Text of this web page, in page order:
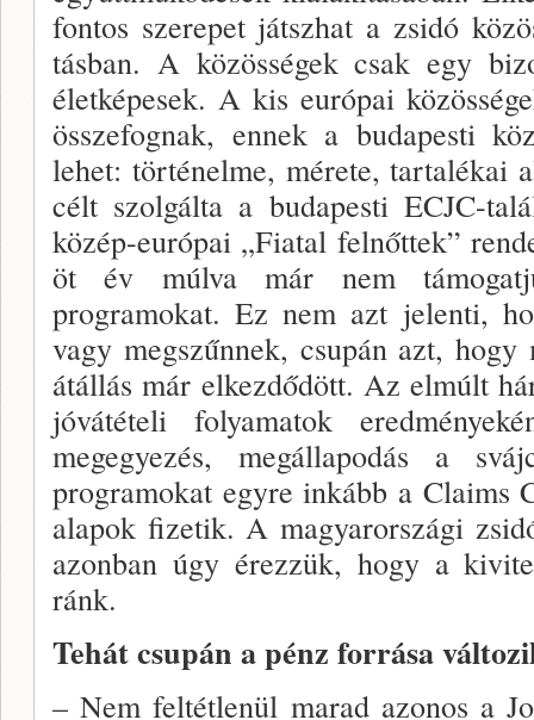
fontos szerepet játszhat a zsidó
tásban. A közösségek csak egy
életképesek. A kis európai
összefognak, ennek a budapesti
lehet: tör­ténelme, mérete, tartalékai
célt szolgálta a budapesti ECJC-
kö­zép-európai „Fiatal felnőttek”
öt év múlva már nem
programokat. Ez nem azt jelenti,
vagy megszűn­nek, csupán azt,
átállás már elkezdődött. Az elmúlt
jóvátételi folyamatok
megegyezés, megál­lapodás a
programokat egyre inkább a Claims
alapok fizetik. A magyarországi
azonban úgy érezzük, hogy a
ránk.
Tehát csupán a pénz forrása
– Nem feltétlenül marad azonos a